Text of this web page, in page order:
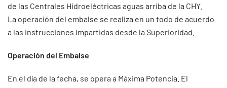
de las Centrales Hidroeléctricas aguas arriba de la CHY.
La operación del embalse se realiza en un todo de acuerdo
a las instrucciones impartidas desde la Superioridad.
Operación del Embalse
En el día de la fecha, se opera a Máxima Potencia. El